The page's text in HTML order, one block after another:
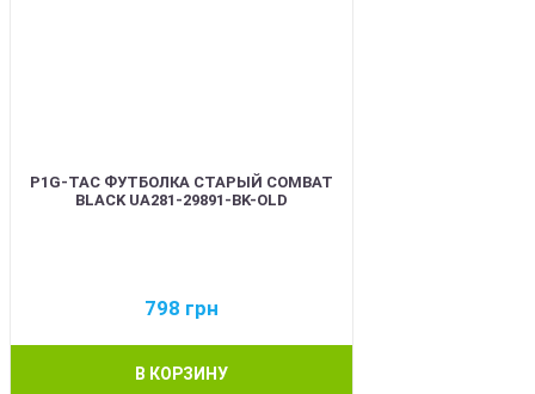
P1G-TAC ФУТБОЛКА СТАРЫЙ COMBAT
BLACK UA281-29891-BK-OLD
798 грн
В КОРЗИНУ